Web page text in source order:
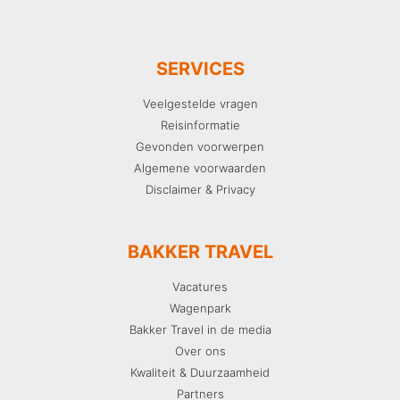
SERVICES
Veelgestelde vragen
Reisinformatie
Gevonden voorwerpen
Algemene voorwaarden
Disclaimer & Privacy
BAKKER TRAVEL
Vacatures
Wagenpark
Bakker Travel in de media
Over ons
Kwaliteit & Duurzaamheid
Partners